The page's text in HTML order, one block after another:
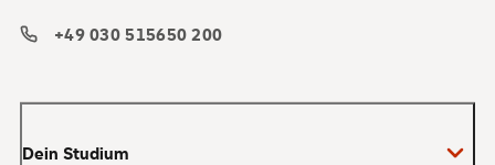
Dein Studium
+49 030 515650 200